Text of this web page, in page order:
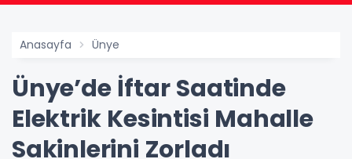
Anasayfa Ünye
Ünye’de İftar Saatinde
Elektrik Kesintisi Mahalle
Sakinlerini Zorladı